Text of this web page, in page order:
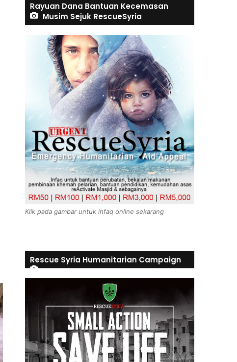
Rayuan Dana Bantuan Kecemasan
Musim Sejuk RescueSyria
Klik pada gambar untuk infaq online sekarang
Rescue Syria Humanitarian Campaign